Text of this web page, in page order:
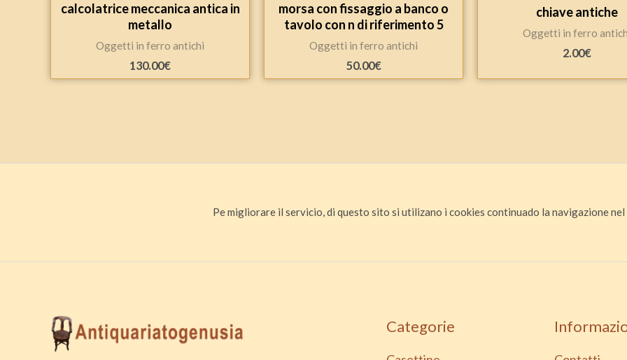
calcolatrice meccanica antica in
metallo
Oggetti in ferro antichi
130.00€
morsa con fissaggio a banco o
tavolo con n di riferimento 5
Oggetti in ferro antichi
50.00€
chiave antiche
Oggetti in ferro
2.00€
Pe migliorare il servicio, di questo sito si utilizano i cookies continuado la navigazione
Categorie